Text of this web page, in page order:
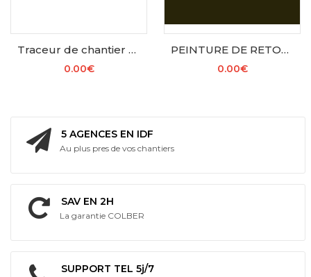
Traceur de chantier fluorescent S-MARK ROUGE
0.00€
PEINTURE DE RETOUCHE RAL Rouge Signalisation
0.00€
5 AGENCES EN IDF
Au plus pres de vos chantiers
SAV EN 2H
La garantie COLBER
SUPPORT TEL 5j/7